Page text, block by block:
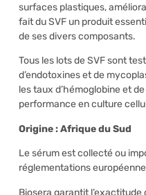
surfaces plastiques,
fait du SVF un produit
de ses divers composants.
Tous les lots de SVF sont
d’endotoxines et de
les taux d’hémoglobine et
performance en culture
Origine : Afrique du Sud
Le sérum est collecté ou
réglementations
Biosera garantit